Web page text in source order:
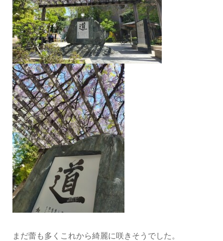
まだ蕾も多くこれから綺麗に咲きそうでした。